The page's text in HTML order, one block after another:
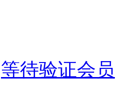
等待验证会员